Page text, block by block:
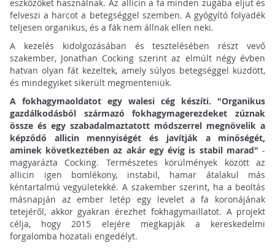
eszközöket használnak. Az allicin a fa minden zugába eljut és
felveszi a harcot a betegséggel szemben. A gyógyító folyadék
teljesen organikus, és a fák nem állnak ellen neki.
A kezelés kidolgozásában és tesztelésében részt vevő
szakember, Jonathan Cocking szerint az elmúlt négy évben
hatvan olyan fát kezeltek, amely súlyos betegséggel küzdött,
és mindegyiket sikerült megmenteniük.
A fokhagymaoldatot egy walesi cég készíti. "Organikus
gazdálkodásból származó fokhagymagerezdeket zúznak
össze és egy szabadalmaztatott módszerrel megnövelik a
képződő allicin mennyiségét és javítják a minőségét,
aminek következtében az akár egy évig is stabil marad" -
magyarázta Cocking. Természetes körülmények között az
allicin igen bomlékony, instabil, hamar átalakul más
kéntartalmú vegyületekké. A szakember szerint, ha a beoltás
másnapján az ember letép egy levelet a fa koronájának
tetejéről, akkor gyakran érezhet fokhagymaillatot. A projekt
célja, hogy 2015 elejére megkapják a kereskedelmi
forgalomba hozatali engedélyt.